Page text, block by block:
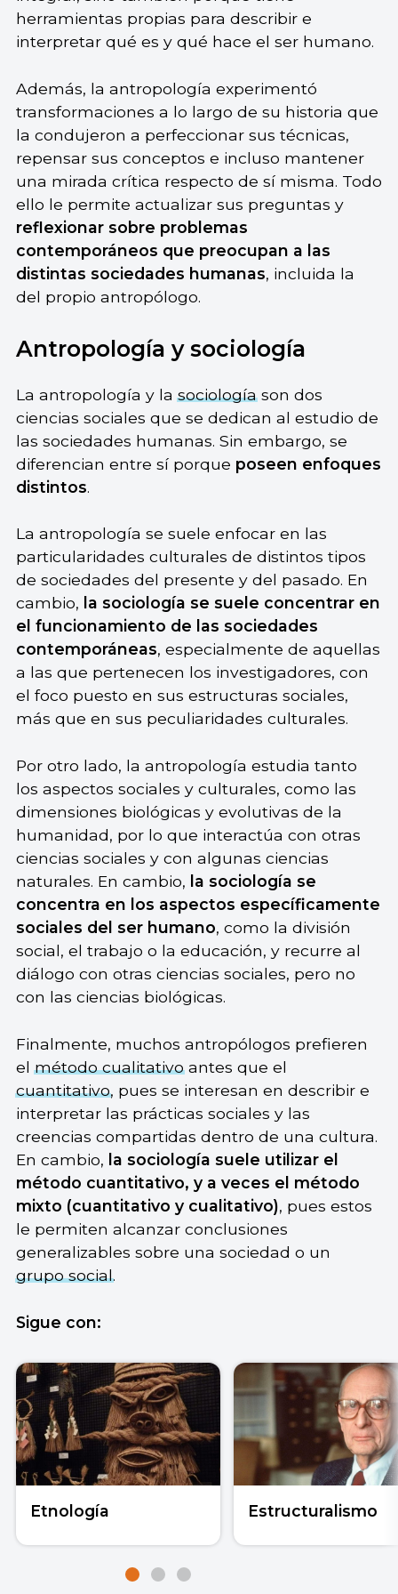
herramientas propias para describir e
interpretar qué es y qué hace el ser humano.
Además, la antropología experimentó
transformaciones a lo largo de su historia que
la condujeron a perfeccionar sus técnicas,
repensar sus conceptos e incluso mantener
una mirada crítica respecto de sí misma. Todo
ello le permite actualizar sus preguntas y
reflexionar sobre problemas
contemporáneos que preocupan a las
distintas sociedades humanas, incluida la
del propio antropólogo.
Antropología y sociología
La antropología y lasociologíason dos
ciencias sociales que se dedican al estudio de
las sociedades humanas. Sin embargo, se
diferencian entre sí porque poseen enfoques
distintos.
La antropología se suele enfocar en las
particularidades culturales de distintos tipos
de sociedades del presente y del pasado. En
cambio, la sociología se suele concentrar en
el funcionamiento de las sociedades
contemporáneas, especialmente de aquellas
a las que pertenecen los investigadores, con
el foco puesto en sus estructuras sociales,
más que en sus peculiaridades culturales.
Por otro lado, la antropología estudia tanto
los aspectos sociales y culturales, como las
dimensiones biológicas y evolutivas de la
humanidad, por lo que interactúa con otras
ciencias sociales y con algunas ciencias
naturales. En cambio, la sociología se
concentra en los aspectos específicamente
sociales del ser humano, como la división
social, el trabajo o la educación, y recurre al
diálogo con otras ciencias sociales, pero no
con las ciencias biológicas.
Finalmente, muchos antropólogos prefieren
elmétodo cualitativoantes que el
cuantitativo, pues se interesan en describir e
interpretar las prácticas sociales y las
creencias compartidas dentro de una cultura.
En cambio, la sociología suele utilizar el
método cuantitativo, y a veces el método
mixto (cuantitativo y cualitativo), pues estos
le permiten alcanzar conclusiones
generalizables sobre una sociedad o un
grupo social.
Sigue con:
Etnología Estructuralismo